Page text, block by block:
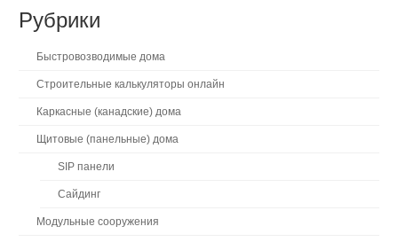
Рубрики
Быстровозводимые дома
Строительные калькуляторы онлайн
Каркасные (канадские) дома
Щитовые (панельные) дома
SIP панели
Сайдинг
Модульные сооружения